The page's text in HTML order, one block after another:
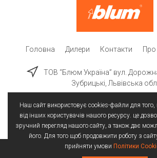
Головна Дилери Контакти
ТОВ “Блюм Україна” вул.
Зубрицькі, Львівська обл.
Наш сайт використовує cookies-файли для того,
від інших користувачів нашого ресурсу. це
зручний перегляд нашого сайту, а також дає
його. Для того щоб продовжити роботу з
прийняти умови Політики